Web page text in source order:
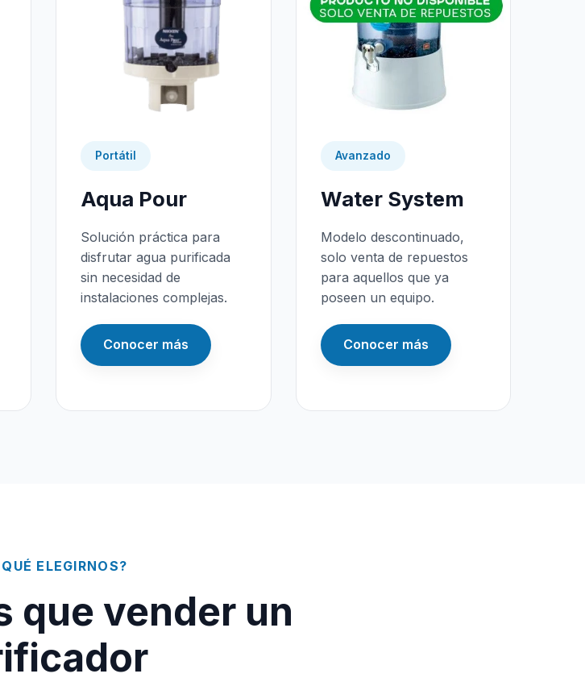
Portátil
Aqua Pour
Solución práctica para
disfrutar agua purificada
sin necesidad de
instalaciones complejas.
Conocer más
Avanzado
Water System
Modelo descontinuado,
solo venta de repuestos
para aquellos que ya
poseen un equipo.
Conocer más
ELEGIRNOS?
que vender un